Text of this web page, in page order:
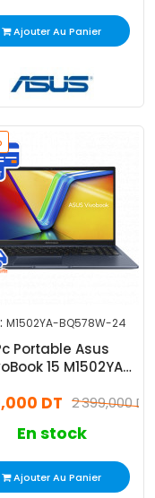
Ajouter Au Panier
M1502YA-BQ578W-24
Portable Asus
15 M1502YA
Windows 112 399,000 DT
DT
En stock
Ajouter Au Panier